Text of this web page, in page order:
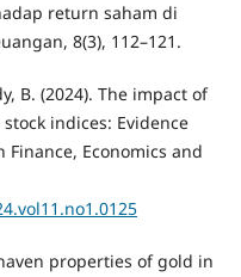
return saham di
8(3), 112–121.
B. (2024). The impact of
indices: Evidence
Finance, Economics and
properties of gold in